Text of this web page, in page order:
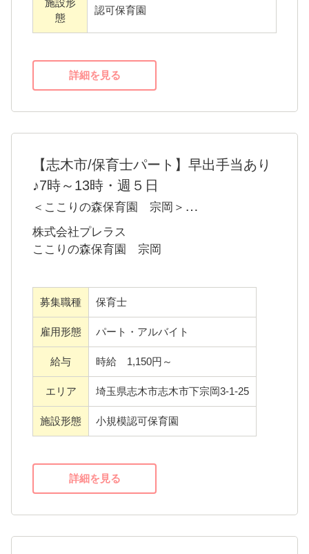
・定員100名の認可保育園です
・社員登用実績あり。将来を見据えてパート
から始めたい方も♪
・2時間～フルタイムまで、勤務日数と時間は
ご相談ください
＜社会福祉法人 千葉県福祉援護会について＞
『すべての人が心豊かに暮らすことができる
社会形成に貢献します』
私たちは、この基本理念のもと、チームワー
クとおもてなしの心をもって、質の高いサー
『すべての人』には、ご利用者やご入居者だ
けでなく、もちろん、職員も含まれます。
研修制度や新人職員へのフォロー体制、職員
が働きやすい環境づくりはもちろん、仕事と
プライベートを両立しやすい制度をととのえ
あなたにとっての働きやすさ、やりがい、そ
が保育園
ローゼンそが保育園
募集職
保育士
雇用形
パート・アルバイト
給与 時給 1,140円～1,350円
エリア
千葉県千葉市中央区蘇我5丁目44番2
施設形
態
認可保育園
【志木市/保育士パート】早出手当あり